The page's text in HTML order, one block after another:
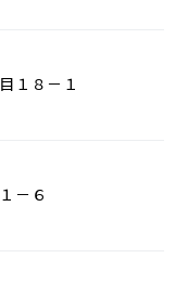
１８－１
－６